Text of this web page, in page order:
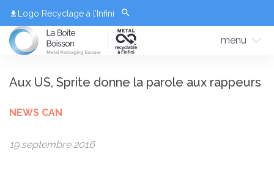
Logo Recyclage à l’Infini
menu
Aux US, Sprite donne la parole aux rappeurs
NEWS CAN
19 septembre 2016